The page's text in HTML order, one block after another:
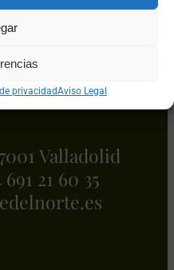
privacidadAviso Legal
Valladolid
21 60 35